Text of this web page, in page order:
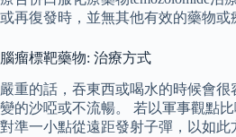
或再復發時，並無其他有效的藥物或
腦瘤標靶藥物: 治療方式
嚴重的話，吞東西或喝水的時候會
變的沙啞或不流暢。 若以軍事觀點
對準一小點從遠距發射子彈，以如此